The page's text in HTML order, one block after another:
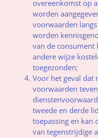
overeenkomst op
worden
voorwaarden
worden
van de consument
andere wijze
toegezonden;
Voor het geval dat
voorwaarden
tweede en derde
toepassing en kan
van tegenstrijdige